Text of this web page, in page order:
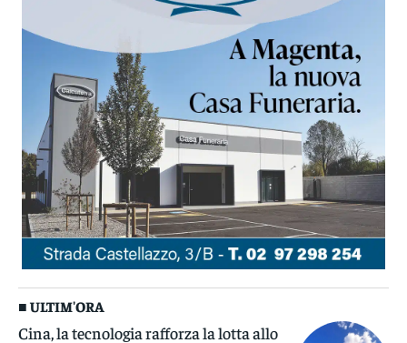
■ ULTIM'ORA
Cina, la tecnologia rafforza la lotta allo